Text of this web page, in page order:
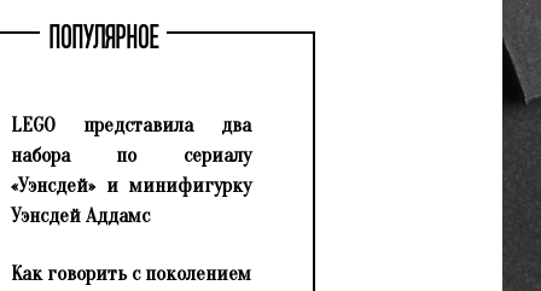
ПОПУЛЯРНОЕ
LEGO представила два
набора по сериалу
«Уэнсдей» и минифигурку
Уэнсдей Аддамс
Как говорить с поколением